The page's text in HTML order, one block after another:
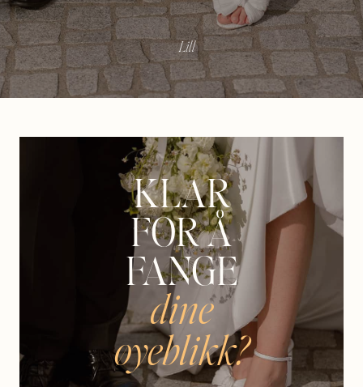
— Lill
KLAR
FOR Å
FANGE
dine
øyeblikk?